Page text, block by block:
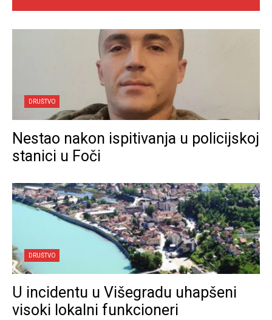
DRUŠTVO
Nestao nakon ispitivanja u policijskoj
stanici u Foči
DRUŠTVO
U incidentu u Višegradu uhapšeni
visoki lokalni funkcioneri